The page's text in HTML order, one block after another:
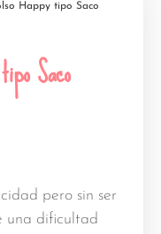
Happy tipo Saco
Saco
pero sin ser
una dificultad